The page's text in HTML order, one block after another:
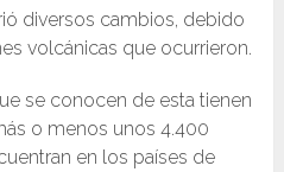
diversos cambios, debido
volcánicas que ocurrieron.
se conocen de esta tienen
o menos unos 4.400
en los países de